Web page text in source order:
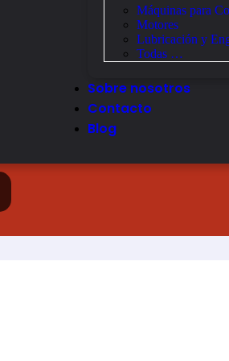
Máquinas para
Motores
Lubricación y
Todas …
Sobre nosotros
Contacto
Blog